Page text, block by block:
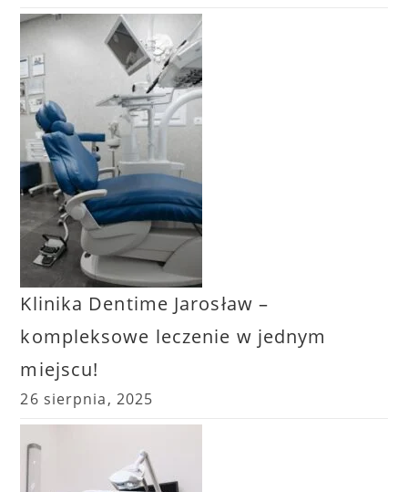
Klinika Dentime Jarosław –
kompleksowe leczenie w jednym
miejscu!
26 sierpnia, 2025